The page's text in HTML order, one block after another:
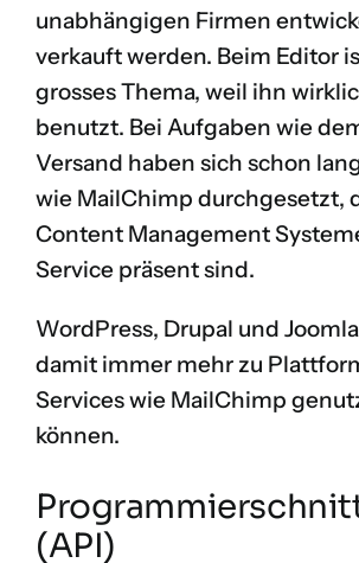
unabhängigen Firmen
verkauft werden. Beim Editor
grosses Thema, weil ihn
benutzt. Bei Aufgaben wie
Versand haben sich schon
wie MailChimp durchgesetzt,
Content Management
Service präsent sind.
WordPress, Drupal und
damit immer mehr zu
Services wie MailChimp
können.
(API)